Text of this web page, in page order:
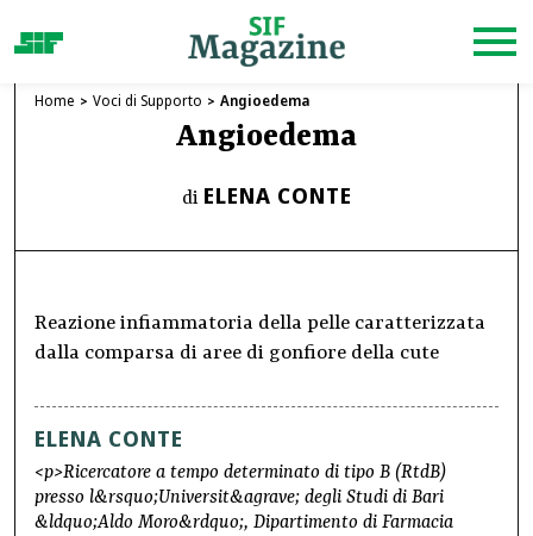
Home Voci di Supporto Angioedema
Angioedema
di ELENA CONTE
Reazione infiammatoria della pelle caratterizzata
dalla comparsa di aree di gonfiore della cute
ELENA CONTE
<p>Ricercatore a tempo determinato di tipo B (RtdB)
presso l&rsquo;Universit&agrave; degli Studi di Bari
&ldquo;Aldo Moro&rdquo;, Dipartimento di Farmacia